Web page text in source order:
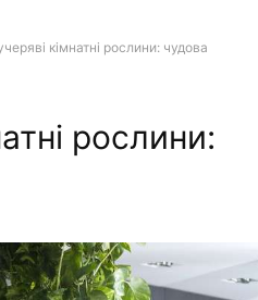
кімнатні рослини: чудова
рослини: